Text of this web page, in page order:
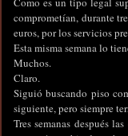
comprometían, durante
euros, por los servicios
Esta misma semana lo
Muchos.
Claro.
Siguió buscando piso
siguiente, pero siempre
Tres semanas después